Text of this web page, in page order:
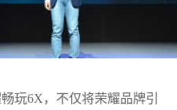
玩6X，不仅将荣耀品牌引